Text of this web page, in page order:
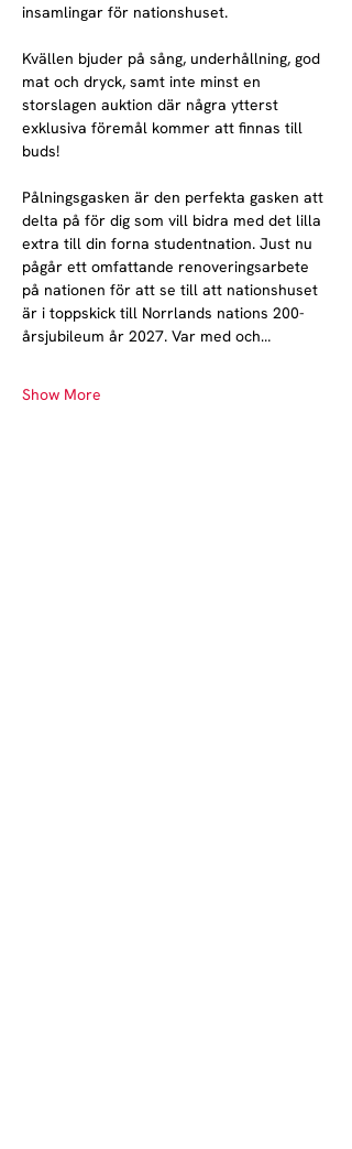
insamlingar för nationshuset.
Kvällen bjuder på sång, underhållning, god
mat och dryck, samt inte minst en
storslagen auktion där några ytterst
exklusiva föremål kommer att finnas till
buds!
Pålningsgasken är den perfekta gasken att
delta på för dig som vill bidra med det lilla
extra till din forna studentnation. Just nu
pågår ett omfattande renoveringsarbete
på nationen för att se till att nationshuset
är i toppskick till Norrlands nations 200-
årsjubileum år 2027. Var med och…
Show More